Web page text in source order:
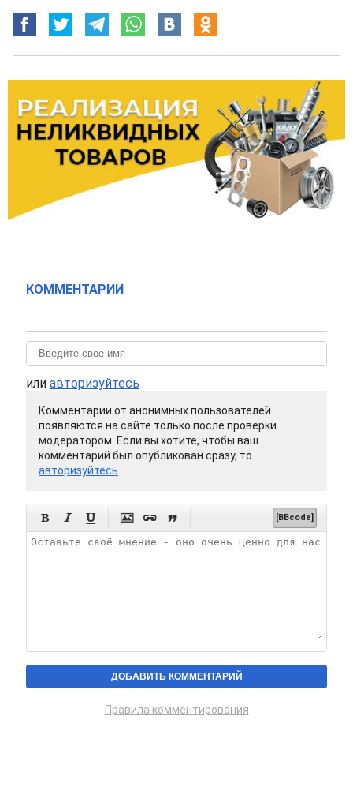
КОММЕНТАРИИ
или авторизуйтесь
Комментарии от анонимных пользователей
появляются на сайте только после проверки
модератором. Если вы хотите, чтобы ваш
комментарий был опубликован сразу, то
авторизуйтесь
      [BBcode]
Правила комментирования